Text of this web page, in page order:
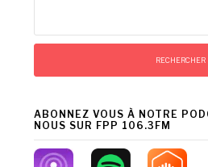
ABONNEZ VOUS À NOTRE
NOUS SUR FPP 106.3FM